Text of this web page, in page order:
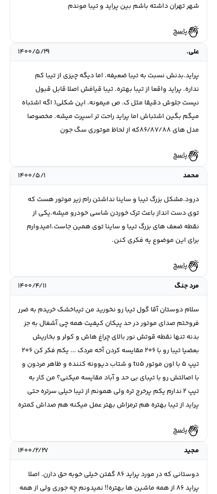
شهر تهران داشته باشم بین پراید و تیبا موندم
پاسخ
علی.
۱۴۰۰/۵/۲۹
پراید.بدنش نسبت به تیبا ضعیفه. اما دیگه چیزی از تیبا کم
نداره. پراید واقعا از تیبا بهتره. تیبا قیافش اصلا قابل قبول
نیست جلوش دقیقا مثل ک. ص میمونه. این شکلی( اگه اشتباه
میگم بگین اشتباش اما پراید راحت تر اسپرت میشه. مخصوصا
مدل های ۸۶/۸۷/۸۸که از لحاظ موتوری سگ جون
پاسخ
محمد
۱۴۰۰/۵/۱
درود.مشکل بزرگ تیبا و ساینا نداشتن رام زیر موتور هست که
توی دست انداز باعث ترک خوردن شاسی خودرو میشه.یکی از
نقطه ضعف های بزرگ تیبا و ساینا توی همین جاست.امیدوارم
برای این موضوع یه فکری کنن.
پاسخ
مرد جنگ
۱۴۰۰/۴/۱۱
سلام دوستان آقا گول تیبا رو نخورید من تیباخشک خریدم به ضرر
فروختم صدای موتور در حد پیکان کیفیت همه چی آشغال به جز
بدنه تنها نقطه قوتش نور بالای چراغ هاش و کولر و بخاریش
بعضیا تیبا رو با ۲۰۶ مقایسه کردن آخه مردک ... یکم فکر کن ۲۰۶
تیپ ۵ با اون موتور tu5 و شتاب دیوونه کننده و ظاهر مردون و
با اصالتش رو با تیبای بی حد و آباد مقایسه میکنی؟ من کار به
تیپ ۲ ندارم یکم پرخرج تره ولی همونم از تیبا خیلی سرتره حتی
پراید از تیبا بهتره هم ترمزاش بهتر عمل میکنه هم صداش کمتره
پاسخ
مجید
۱۴۰۰/۲/۲۷
دوستانی که در مورد پراید 86 گفتن خیلی خوبه حق دارن. اصلا
پراید 86 از همه ماشین ها بهتره!! نمیدونم چه جوری ولی از همه